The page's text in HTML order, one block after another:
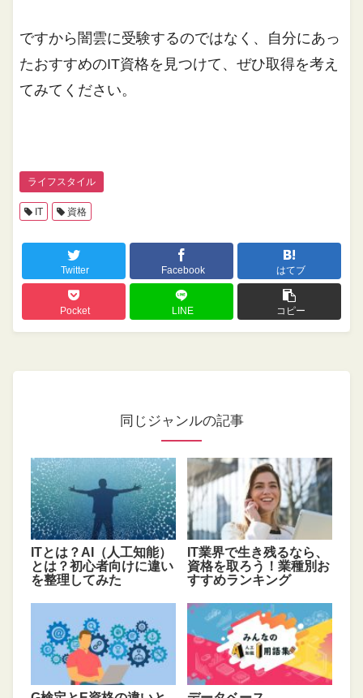
ですから闇雲に受験するのではなく、自分にあっ
たおすすめのIT資格を見つけて、ぜひ取得を考え
てみてください。
ライフスタイル
IT 資格
Twitter Facebook はてブ
Pocket LINE コピー
同じジャンルの記事
ITとは？AI（人工知能）
とは？初心者向けに違い
を整理してみた
IT業界で生き残るなら、
資格を取ろう！業種別お
すすめランキング